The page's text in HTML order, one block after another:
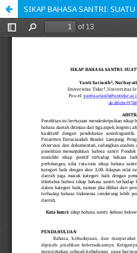
SIKAP BAHASA SANTRI: